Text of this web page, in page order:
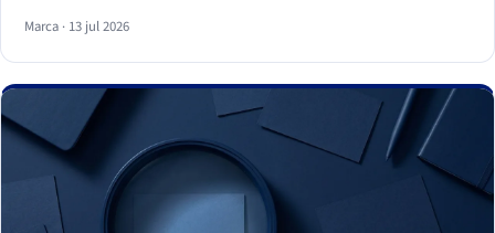
siempre va a ganar.
Marca · 13 jul 2026